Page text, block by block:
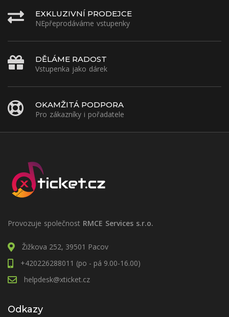
EXKLUZIVNÍ PRODEJCE
NEpřeprodáváme vstupenky
DĚLÁME RADOST
Vstupenka jako dárek
OKAMŽITÁ PODPORA
Pro zákazníky i pořadatele
Provozuje společnost RMCE Services s.r.o.
Žižkova 252, 39501 Pacov
+420226288011 (po - pá 9.00-16.00)
helpdesk@xticket.cz
Odkazy